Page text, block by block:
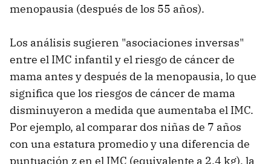
menopausia (después de los 55 años).
Los análisis sugieren "asociaciones inversas"
entre el IMC infantil y el riesgo de cáncer de
mama antes y después de la menopausia, lo que
significa que los riesgos de cáncer de mama
disminuyeron a medida que aumentaba el IMC.
Por ejemplo, al comparar dos niñas de 7 años
con una estatura promedio y una diferencia de
puntuación z en el IMC (equivalente a 2,4 kg), la